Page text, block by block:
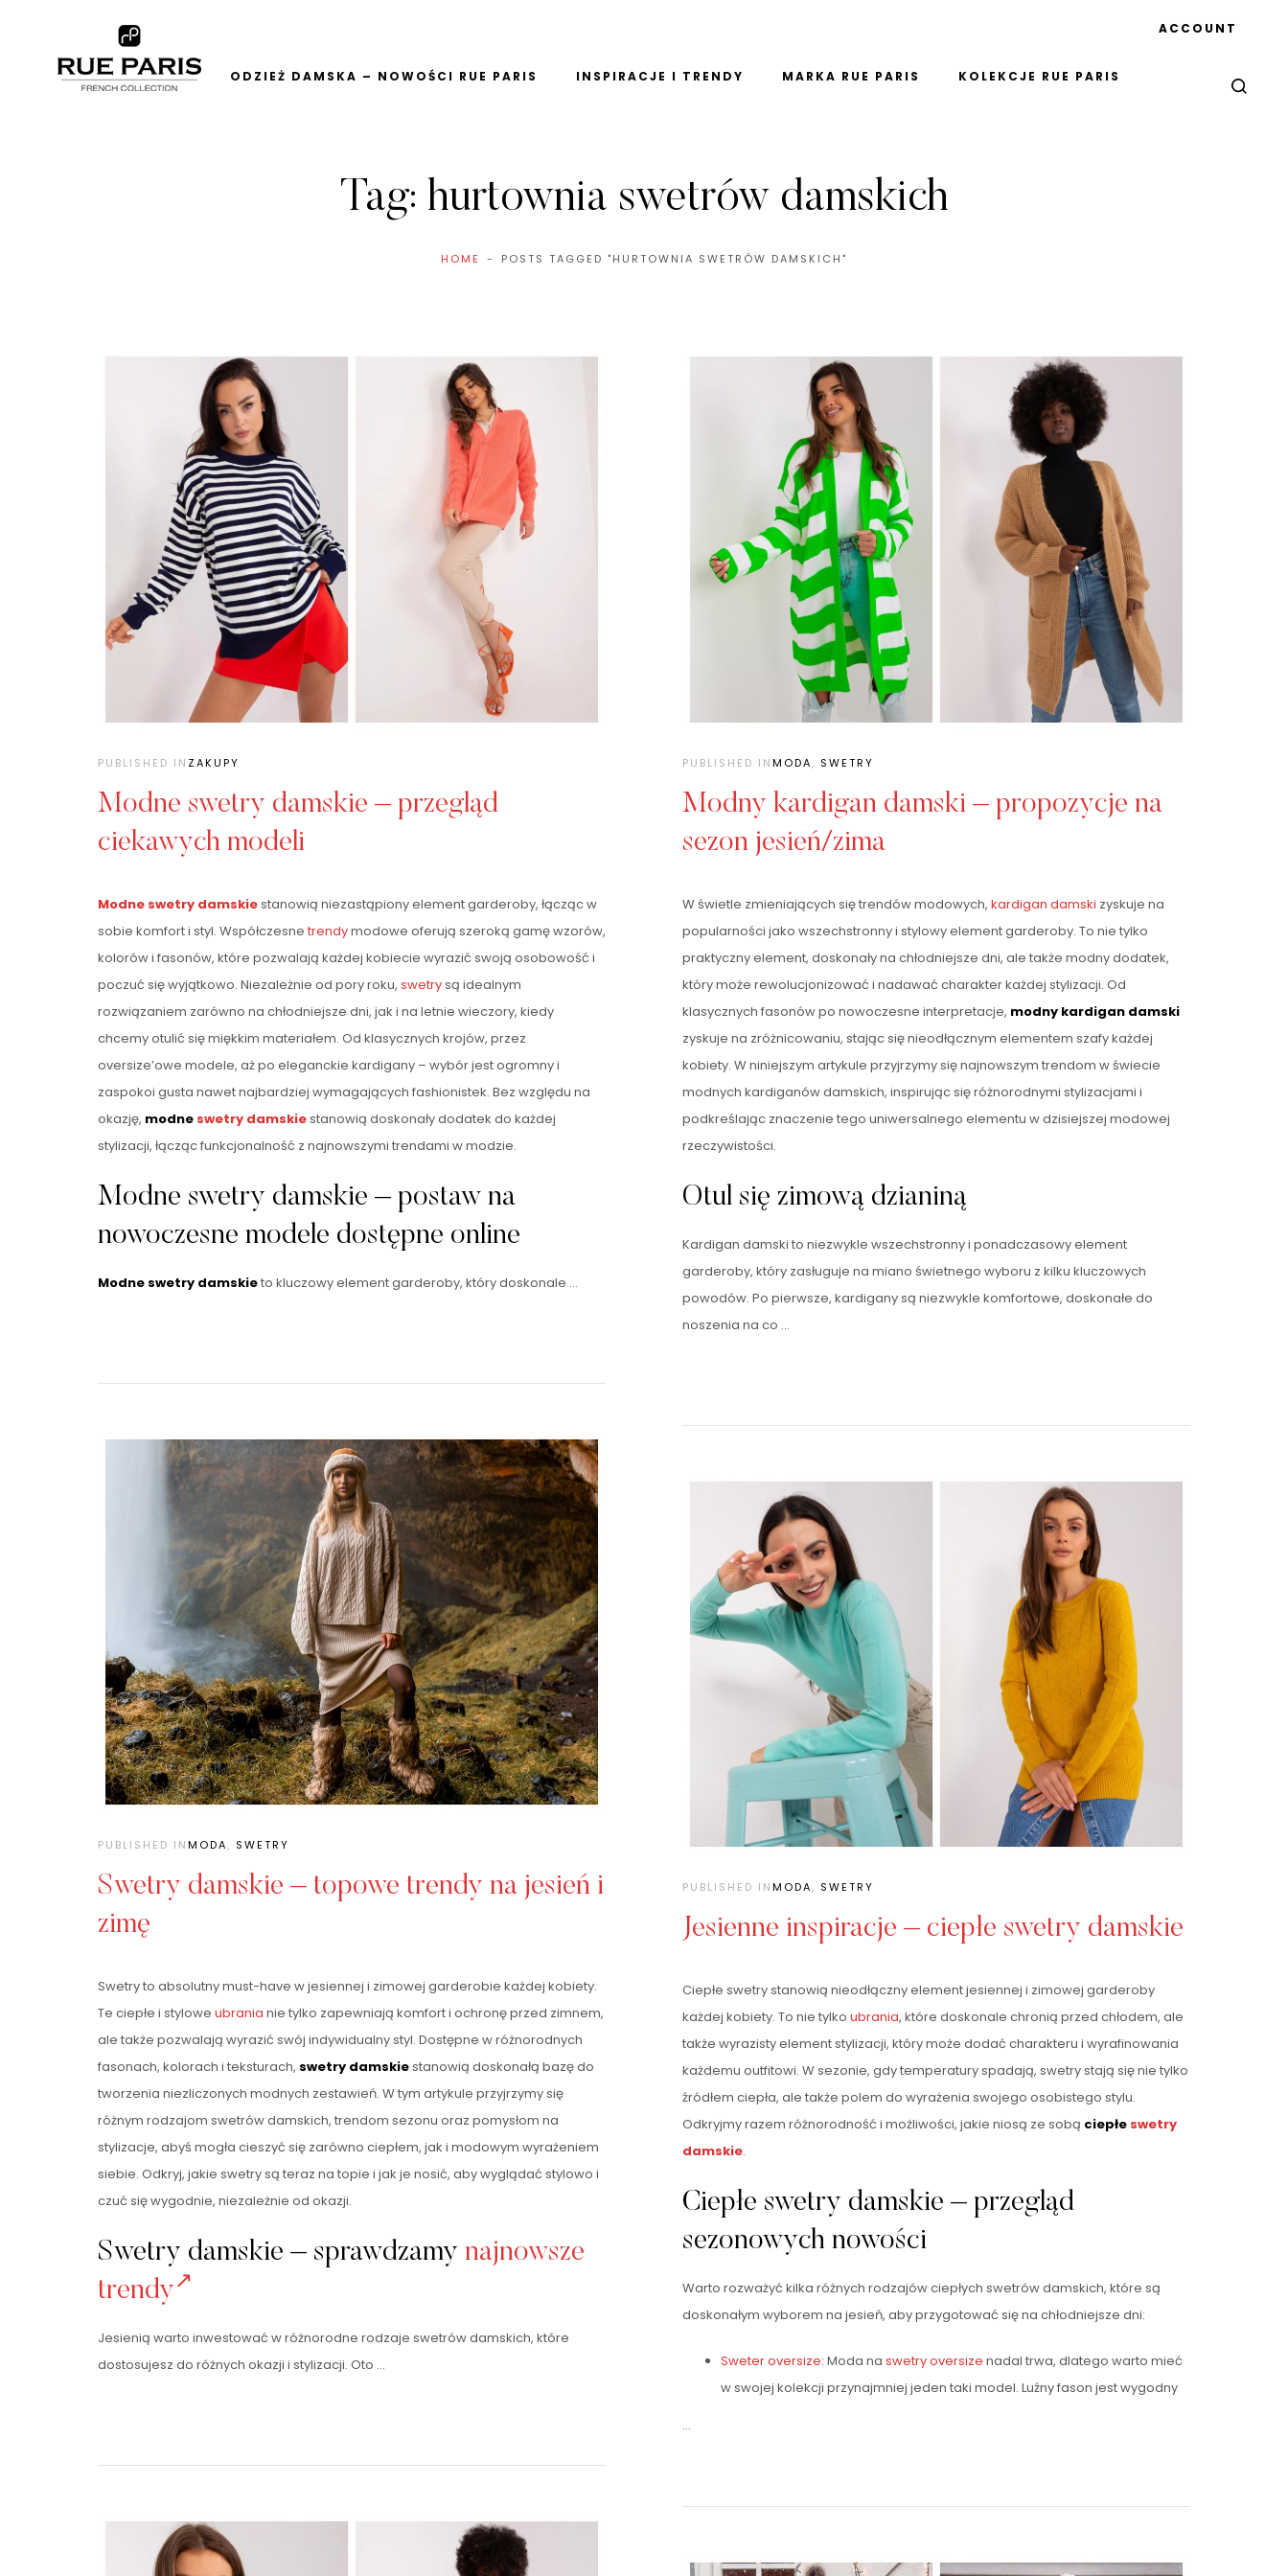
ODZIEŻ DAMSKA – NOWOŚCI RUE PARIS INSPIRACJE I TRENDY MARKA RUE PARIS KOLEKCJE RUE PARIS
ACCOUNT
Tag: hurtownia swetrów damskich
HOME POSTS TAGGED "HURTOWNIA SWETRÓW DAMSKICH"
PUBLISHED IN ZAKUPY
Modne swetry damskie – przegląd
ciekawych modeli
Modne swetry damskiestanowią niezastąpiony element garderoby, łącząc w
sobie komfort i styl. Współczesne trendymodowe oferują szeroką gamę wzorów,
kolorów i fasonów, które pozwalają każdej kobiecie wyrazić swoją osobowość i
poczuć się wyjątkowo. Niezależnie od pory roku, swetrysą idealnym
rozwiązaniem zarówno na chłodniejsze dni, jak i na letnie wieczory, kiedy
chcemy otulić się miękkim materiałem. Od klasycznych krojów, przez
oversize’owe modele, aż po eleganckie kardigany – wybór jest ogromny i
zaspokoi gusta nawet najbardziej wymagających fashionistek. Bez względu na
okazję, modne swetry damskiestanowią doskonały dodatek do każdej
stylizacji, łącząc funkcjonalność z najnowszymi trendami w modzie.
Modne swetry damskie – postaw na
nowoczesne modele dostępne online
Modne swetry damskieto kluczowy element garderoby, który doskonale …
PUBLISHED INMODA, SWETRY
Modny kardigan damski – propozycje na
sezon jesień/zima
W świetle zmieniających się trendów modowych, kardigan damski zyskuje na
popularności jako wszechstronny i stylowy element garderoby. To nie tylko
praktyczny element, doskonały na chłodniejsze dni, ale także modny dodatek,
który może rewolucjonizować i nadawać charakter każdej stylizacji. Od
klasycznych fasonów po nowoczesne interpretacje, modny kardigan damski
zyskuje na zróżnicowaniu, stając się nieodłącznym elementem szafy każdej
kobiety. W niniejszym artykule przyjrzymy się najnowszym trendom w świecie
modnych kardiganów damskich, inspirując się różnorodnymi stylizacjami i
podkreślając znaczenie tego uniwersalnego elementu w dzisiejszej modowej
rzeczywistości.
Otul się zimową dzianiną
Kardigan damski to niezwykle wszechstronny i ponadczasowy element
garderoby, który zasługuje na miano świetnego wyboru z kilku kluczowych
powodów. Po pierwsze, kardigany są niezwykle komfortowe, doskonałe do
noszenia na co …
PUBLISHED INMODA, SWETRY
Swetry damskie – topowe trendy na jesień i
zimę
Swetry to absolutny must-have w jesiennej i zimowej garderobie każdej kobiety.
Te ciepłe i stylowe ubrania nie tylko zapewniają komfort i ochronę przed zimnem,
ale także pozwalają wyrazić swój indywidualny styl. Dostępne w różnorodnych
fasonach, kolorach i teksturach, swetry damskiestanowią doskonałą bazę do
tworzenia niezliczonych modnych zestawień. W tym artykule przyjrzymy się
różnym rodzajom swetrów damskich, trendom sezonu oraz pomysłom na
stylizacje, abyś mogła cieszyć się zarówno ciepłem, jak i modowym wyrażeniem
siebie. Odkryj, jakie swetry są teraz na topie i jak je nosić, aby wyglądać stylowo i
czuć się wygodnie, niezależnie od okazji.
Swetry damskie – sprawdzamy najnowsze
trendy
Jesienią warto inwestować w różnorodne rodzaje swetrów damskich, które
dostosujesz do różnych okazji i stylizacji. Oto …
PUBLISHED INMODA, SWETRY
Jesienne inspiracje – ciepłe swetry damskie
Ciepłe swetry stanowią nieodłączny element jesiennej i zimowej garderoby
każdej kobiety. To nie tylko ubrania, które doskonale chronią przed chłodem, ale
także wyrazisty element stylizacji, który może dodać charakteru i wyrafinowania
każdemu outfitowi. W sezonie, gdy temperatury spadają, swetry stają się nie tylko
źródłem ciepła, ale także polem do wyrażenia swojego osobistego stylu.
Odkryjmy razem różnorodność i możliwości, jakie niosą ze sobą ciepłe swetry
damskie.
Ciepłe swetry damskie – przegląd
sezonowych nowości
Warto rozważyć kilka różnych rodzajów ciepłych swetrów damskich, które są
doskonałym wyborem na jesień, aby przygotować się na chłodniejsze dni:
Sweter oversize: Moda na swetry oversize nadal trwa, dlatego warto mieć
w swojej kolekcji przynajmniej jeden taki model. Luźny fason jest wygodny
…